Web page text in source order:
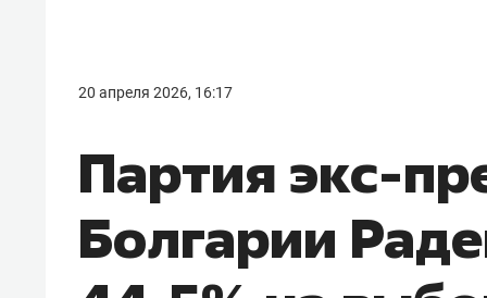
20 апреля 2026, 16:17
Партия экс-
Болгарии
правил, бизнес может
потерять минимум
Как бизнесу выйти на зарубежные
рынки, почему надо знать